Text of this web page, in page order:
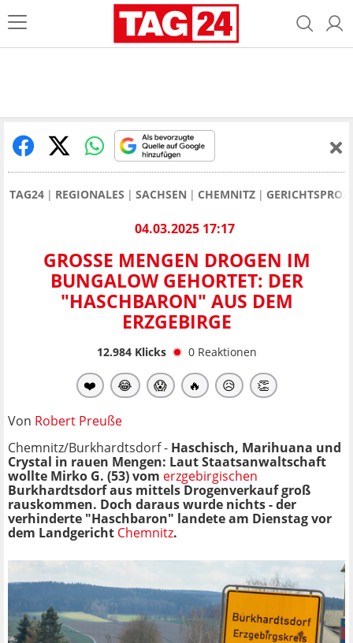
TAG24 REGIONALES SACHSEN CHEMNITZ
04.03.2025 17:17
GROSSE MENGEN DROGEN IM B
UNGALOW GEHORTET: DER "
HASCHBARON" AUS DEM E
RZGEBIRGE
12.984Klicks 0 Reaktionen
❤️ 😂 😱 🔥 😥 👏
Von Robert Preuße
Chemnitz/Burkhardtsdorf - Haschisch, Marihuana und
Crystal in rauen Mengen: Laut Staatsanwaltschaft
wollte Mirko G. (53) vom erzgebirgischen
Burkhardtsdorf aus mittels Drogenverkauf groß
rauskommen. Doch daraus wurde nichts - der
verhinderte "Haschbaron" landete am Dienstag vor
dem Landgericht Chemnitz.